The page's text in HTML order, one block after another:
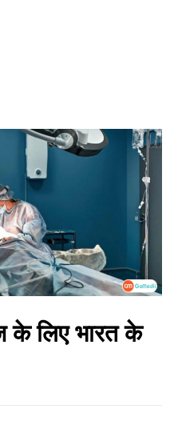
लिए भारत के